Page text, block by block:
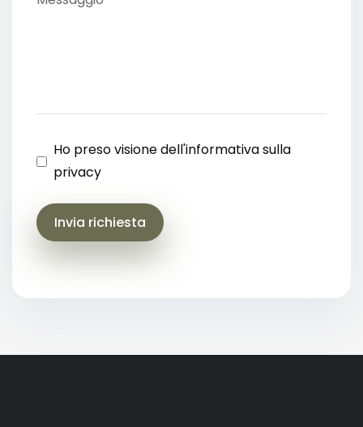
Ho preso visione dell'informativa sulla
privacy
Invia richiesta